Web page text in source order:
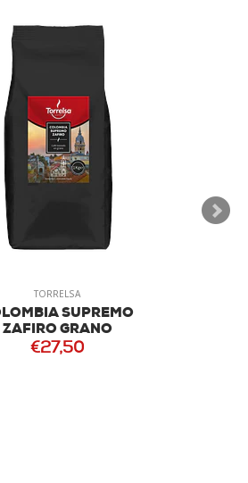
TORRELSA
SUPREMO
ZAFIRO GRANO
€27,50